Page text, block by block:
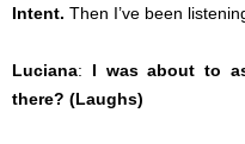
Intent. Then I’ve been
Luciana: I was about to
there? (Laughs)